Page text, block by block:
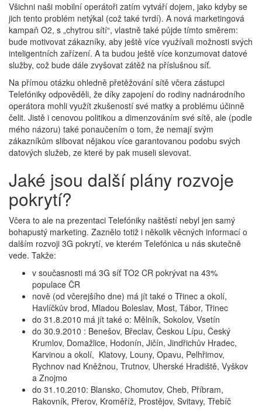
Všichni naši mobilní operátoři zatím vytváří dojem, jako kdyby se
jich tento problém netýkal (což také tvrdí). A nová marketingová
kampaň O2, s „chytrou sítí“, vlastně také půjde tímto směrem:
bude motivovat zákazníky, aby ještě více využívali možnosti svých
inteligentních zařízení. A ta budou ještě více konzumovat datové
služby, což bude dále zvyšovat zátěž na příslušnou síť.
Na přímou otázku ohledně přetěžování sítě včera zástupci
Telefóniky odpověděli, že díky zapojení do rodiny nadnárodního
operátora mohli využít zkušeností své matky a problému účinně
čelit. Jistě i cenovou politikou a dimenzováním své sítě, ale (podle
mého názoru) také ponaučením o tom, že nemají svým
zákazníkům slibovat nějakou více garantovanou podobu svých
datových služeb, ze které by pak museli slevovat.
Jaké jsou další plány rozvoje
pokrytí?
Včera to ale na prezentaci Telefóniky naštěstí nebyl jen samý
bohapustý marketing. Zaznělo totiž i několik věcných informací o
dalším rozvoji 3G pokrytí, ve kterém Telefónica u nás skutečně
vede. Takže:
v současnosti má 3G síť TO2 CR pokrývat na 43%
populace ČR
nově (od včerejšího dne) má jít také o Třinec a okolí,
Havlíčkův brod, Mladou Boleslav, Most, Tábor, Třinec
do 31.8.2010 má jít také o: Mělník, Sokolov, Vsetín
do 30.9.2010 : Benešov, Břeclav, Českou Lípu, Český
Krumlov, Domažlice, Hodonín, Jičín, Jindřichův Hradec,
Karvinou a okolí, Klatovy, Louny, Opavu, Pelhřimov,
Rychnov nad Kněžnou, Trutnov, Uherské Hradiště, Vyškov
a Znojmo
do 31.10.2010: Blansko, Chomutov, Cheb, Příbram,
Rakovník, Přerov, Kroměříž, Prostějov, Svitavy, Třebíč